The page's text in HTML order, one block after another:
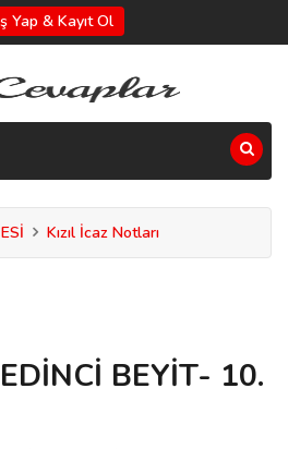
Yap & Kayıt Ol
Kızıl İcaz Notları
BEYİT- 10.